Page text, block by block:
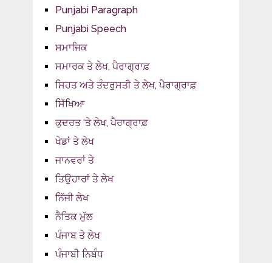
Punjabi Paragraph
Punjabi Speech
ਸਮਾਜਿਕ
ਸਮਾਰਕ ਤੇ ਲੇਖ, ਪੈਰਾਗ੍ਰਾਫ਼
ਸਿਹਤ ਅਤੇ ਤੰਦਰੁਸਤੀ ਤੇ ਲੇਖ, ਪੈਰਾਗ੍ਰਾਫ਼
ਸਿੱਖਿਆ
ਕੁਦਰਤ ‘ਤੇ ਲੇਖ, ਪੈਰਾਗ੍ਰਾਫ਼
ਖੇਡਾਂ ਤੇ ਲੇਖ
ਜਾਨਵਰਾਂ ਤੇ
ਤਿਉਹਾਰਾਂ ਤੇ ਲੇਖ
ਨਿੱਜੀ ਲੇਖ
ਨੈਤਿਕ ਮੁੱਲ
ਪੰਜਾਬ ਤੇ ਲੇਖ
ਪੰਜਾਬੀ ਨਿਬੰਧ